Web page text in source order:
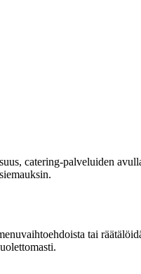
catering-palveluiden
tai